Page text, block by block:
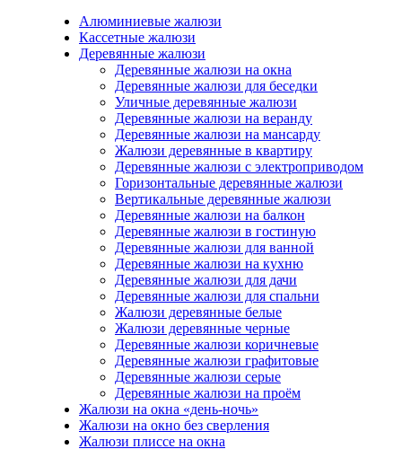
Алюминиевые жалюзи
Кассетные жалюзи
Деревянные жалюзи
Деревянные жалюзи на окна
Деревянные жалюзи для беседки
Уличные деревянные жалюзи
Деревянные жалюзи на веранду
Деревянные жалюзи на мансарду
Жалюзи деревянные в квартиру
Деревянные жалюзи с электроприводом
Горизонтальные деревянные жалюзи
Вертикальные деревянные жалюзи
Деревянные жалюзи на балкон
Деревянные жалюзи в гостиную
Деревянные жалюзи для ванной
Деревянные жалюзи на кухню
Деревянные жалюзи для дачи
Деревянные жалюзи для спальни
Жалюзи деревянные белые
Жалюзи деревянные черные
Деревянные жалюзи коричневые
Деревянные жалюзи графитовые
Деревянные жалюзи серые
Деревянные жалюзи на проём
Жалюзи на окна «день-ночь»
Жалюзи на окно без сверления
Жалюзи плиссе на окна